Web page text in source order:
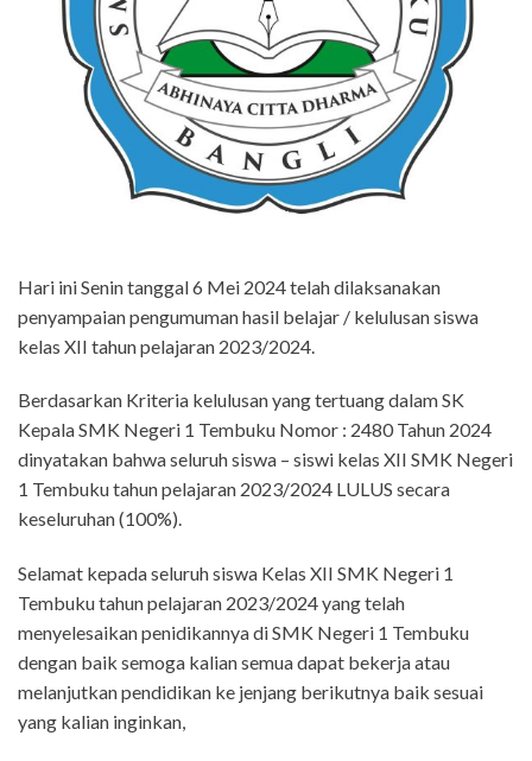
Hari ini Senin tanggal 6 Mei 2024 telah dilaksanakan
penyampaian pengumuman hasil belajar / kelulusan siswa
kelas XII tahun pelajaran 2023/2024.
Berdasarkan Kriteria kelulusan yang tertuang dalam SK
Kepala SMK Negeri 1 Tembuku Nomor : 2480 Tahun 2024
dinyatakan bahwa seluruh siswa – siswi kelas XII SMK Negeri
1 Tembuku tahun pelajaran 2023/2024 LULUS secara
keseluruhan (100%).
Selamat kepada seluruh siswa Kelas XII SMK Negeri 1
Tembuku tahun pelajaran 2023/2024 yang telah
menyelesaikan penidikannya di SMK Negeri 1 Tembuku
dengan baik semoga kalian semua dapat bekerja atau
melanjutkan pendidikan ke jenjang berikutnya baik sesuai
yang kalian inginkan,